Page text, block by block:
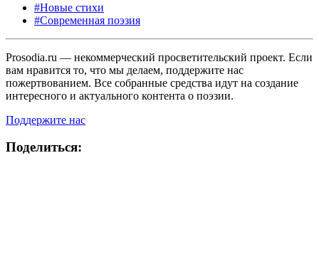
#Новые стихи
#Современная поэзия
Prosodia.ru — некоммерческий просветительский проект. Если
вам нравится то, что мы делаем, поддержите нас
пожертвованием. Все собранные средства идут на создание
интересного и актуального контента о поэзии.
Поддержите нас
Поделиться: